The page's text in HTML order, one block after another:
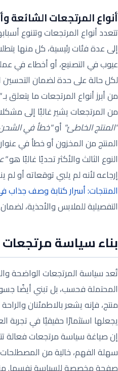
أنواع المرتجعات الشائعة
تتعدد أنواع المرتجعات وتتنوع
إلى عدة فئات رئيسية، كل منها
عيوب في التصنيع، أو أخطاء في
لكل حالة على حدة لضمان التحسين
من أبرز أنواع المرتجعات ما يتعلق بـ
من المرتجعات يشير غالبًا إلى
"المنتج الخاطئ" أو"خطأ في
المنتج من المخزون أو خطأ في
النوع الثالث والأكثر تحديًا غالبًا هو
إرجاعه لأنه لم يلبي توقعاته أو
المنتجات: أسرار كتابة وصف جذاب
التفصيلية للملابس والأحذية،
بناء سياسة مرتجعات
تُعد سياسة المرتجعات الواضحة
المحتملة فحسب، بل تبني أيضًا
منتج، فإنه يشعر بالاطمئنان
يجعلها استثمارًا حقيقيًا في تجربة
إن صياغة سياسة مرتجعات فعالة
سهلة الفهم، خالية من